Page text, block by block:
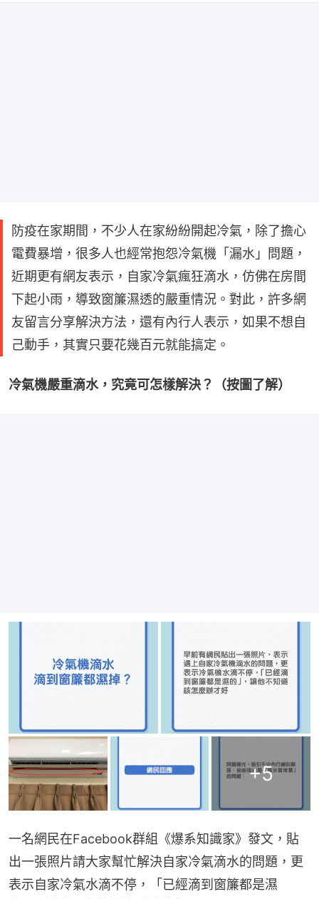
防疫在家期間，不少人在家紛紛開起冷氣，除了擔心
電費暴增，很多人也經常抱怨冷氣機「漏水」問題，
近期更有網友表示，自家冷氣瘋狂滴水，仿佛在房間
下起小雨，導致窗簾濕透的嚴重情況。對此，許多網
友留言分享解決方法，還有內行人表示，如果不想自
己動手，其實只要花幾百元就能搞定。
冷氣機嚴重滴水，究竟可怎樣解決？（按圖了解）
+5
一名網民在Facebook群組《爆系知識家》發文，貼
出一張照片請大家幫忙解決自家冷氣滴水的問題，更
表示自家冷氣水滴不停，「已經滴到窗簾都是濕